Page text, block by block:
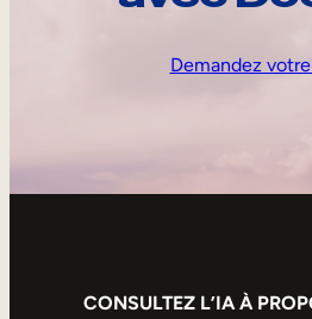
Demandez
CONSULTEZ L’IA À